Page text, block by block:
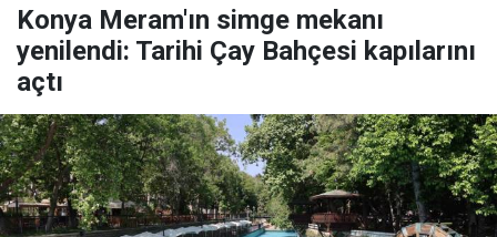
Konya Meram'ın simge mekanı
yenilendi: Tarihi Çay Bahçesi kapılarını
açtı